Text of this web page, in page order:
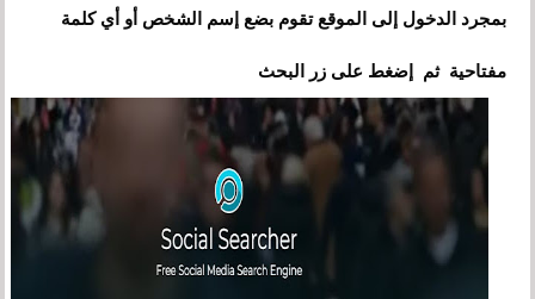
بمجرد الدخول إلى الموقع تقوم بضع إسم الشخص أو أي كلمة
مفتاحية ثم إضغط على زر البحث